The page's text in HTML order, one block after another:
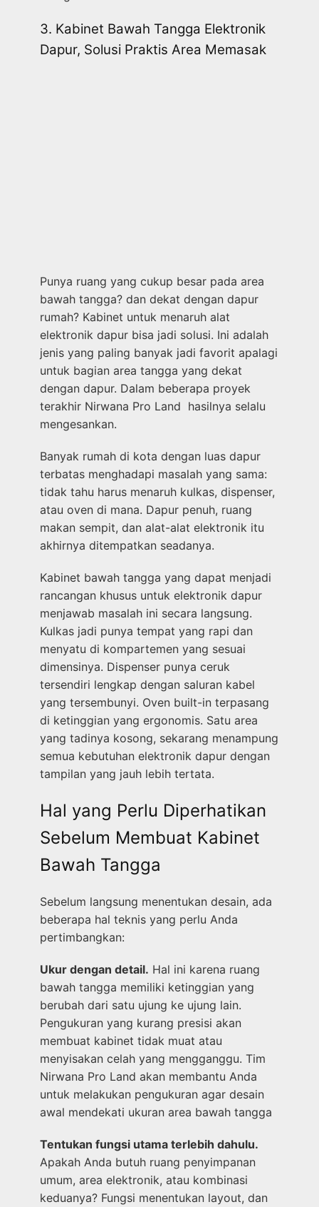
3. Kabinet Bawah Tangga Elektronik
Dapur, Solusi Praktis Area Memasak
Punya ruang yang cukup besar pada area
bawah tangga? dan dekat dengan dapur
rumah? Kabinet untuk menaruh alat
elektronik dapur bisa jadi solusi. Ini adalah
jenis yang paling banyak jadi favorit apalagi
untuk bagian area tangga yang dekat
dengan dapur. Dalam beberapa proyek
terakhir Nirwana Pro Land hasilnya selalu
mengesankan.
Banyak rumah di kota dengan luas dapur
terbatas menghadapi masalah yang sama:
tidak tahu harus menaruh kulkas, dispenser,
atau oven di mana. Dapur penuh, ruang
makan sempit, dan alat-alat elektronik itu
akhirnya ditempatkan seadanya.
Kabinet bawah tangga yang dapat menjadi
rancangan khusus untuk elektronik dapur
menjawab masalah ini secara langsung.
Kulkas jadi punya tempat yang rapi dan
menyatu di kompartemen yang sesuai
dimensinya. Dispenser punya ceruk
tersendiri lengkap dengan saluran kabel
yang tersembunyi. Oven built-in terpasang
di ketinggian yang ergonomis. Satu area
yang tadinya kosong, sekarang menampung
semua kebutuhan elektronik dapur dengan
tampilan yang jauh lebih tertata.
Hal yang Perlu Diperhatikan
Sebelum Membuat Kabinet
Bawah Tangga
Sebelum langsung menentukan desain, ada
beberapa hal teknis yang perlu Anda
pertimbangkan:
Ukur dengan detail. Hal ini karena ruang
bawah tangga memiliki ketinggian yang
berubah dari satu ujung ke ujung lain.
Pengukuran yang kurang presisi akan
membuat kabinet tidak muat atau
menyisakan celah yang mengganggu. Tim
Nirwana Pro Land akan membantu Anda
untuk melakukan pengukuran agar desain
awal mendekati ukuran area bawah tangga
Tentukan fungsi utama terlebih dahulu.
Apakah Anda butuh ruang penyimpanan
umum, area elektronik, atau kombinasi
keduanya? Fungsi menentukan layout, dan